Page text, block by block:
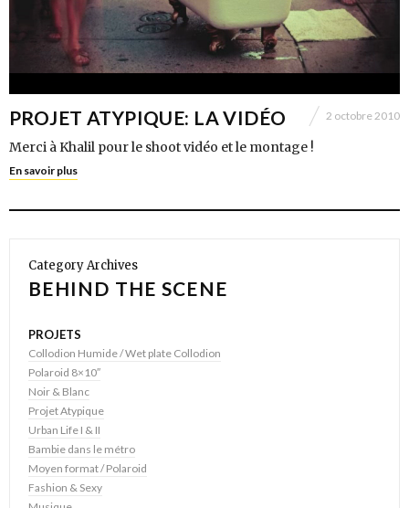
PROJET ATYPIQUE: LA VIDÉO 2 octobre 2010
Merci à Khalil pour le shoot vidéo et le montage !
En savoir plus
Category Archives
BEHIND THE SCENE
PROJETS
Collodion Humide / Wet plate Collodion
Polaroid 8×10″
Noir & Blanc
Projet Atypique
Urban Life I & II
Bambie dans le métro
Moyen format / Polaroid
Fashion & Sexy